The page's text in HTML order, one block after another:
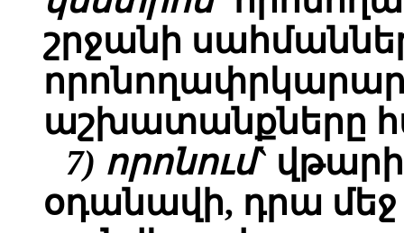
շրջանի
աշխատանքները
7) որոնում`
օդանավի, դրա